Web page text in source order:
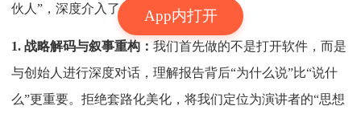
App内打开
伙人”，深度介入了叙事策略的重构：
1. 战略解码与叙事重构：我们首先做的不是打开软件，而是
与创始人进行深度对话，理解报告背后“为什么说”比“说什
么”更重要。拒绝套路化美化，将我们定位为演讲者的“思想